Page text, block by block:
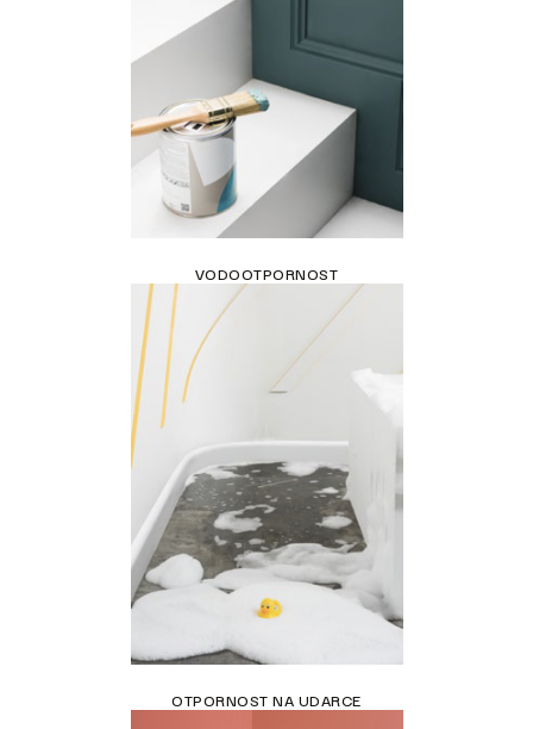
VODOOTPORNOST
OTPORNOST NA UDARCE